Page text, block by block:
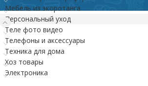
Мебель из экоротанга
Персональный уход
Теле фото видео
Телефоны и аксессуары
Техника для дома
Хоз товары
Электроника